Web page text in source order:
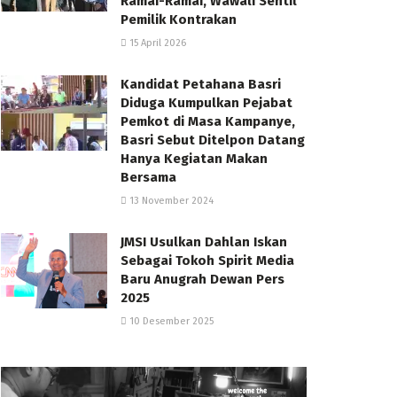
Pemilik Kontrakan
15 April 2026
Kandidat Petahana Basri
Diduga Kumpulkan Pejabat
Pemkot di Masa Kampanye,
Basri Sebut Ditelpon Datang
Hanya Kegiatan Makan
Bersama
13 November 2024
JMSI Usulkan Dahlan Iskan
Sebagai Tokoh Spirit Media
Baru Anugrah Dewan Pers
2025
10 Desember 2025